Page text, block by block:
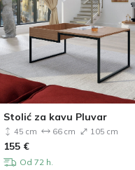
Stolić za kavu Pluvar
45 cm 66 cm 105 cm
155 €
Od 72 h.